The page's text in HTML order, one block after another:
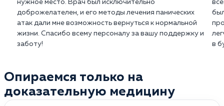
Важно помнить, что лечение панических атак
должно быть назначено и контролироваться
врачом.
нужное место. Врач был исключительно
доброжелателен, и его методы лечения панических
атак дали мне возможность вернуться к нормальной
жизни. Спасибо всему персоналу за вашу поддержку и
заботу!
в
Опираемся только на
доказательную медицину